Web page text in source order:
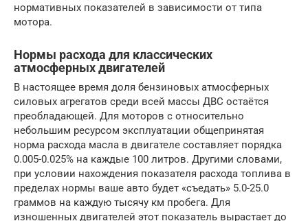
нормативных показателей в зависимости от типа
мотора.
Нормы расхода для классических
атмосферных двигателей
В настоящее время доля бензиновых атмосферных
силовых агрегатов среди всей массы ДВС остаётся
преобладающей. Для моторов с относительно
небольшим ресурсом эксплуатации общепринятая
норма расхода масла в двигателе составляет порядка
0.005-0.025% на каждые 100 литров. Другими словами,
при условии нахождения показателя расхода топлива в
пределах нормы ваше авто будет «съедать» 5.0-25.0
граммов на каждую тысячу км пробега. Для
изношенных двигателей этот показатель вырастает до